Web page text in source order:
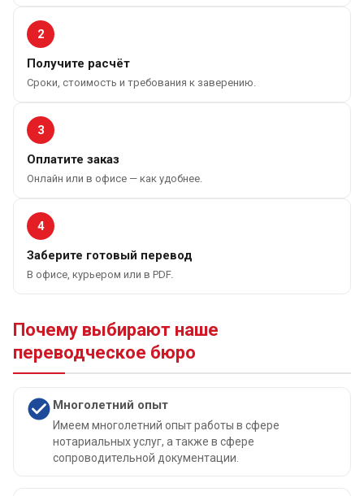
2
Получите расчёт
Сроки, стоимость и требования к заверению.
3
Оплатите заказ
Онлайн или в офисе — как удобнее.
4
Заберите готовый перевод
В офисе, курьером или в PDF.
Почему выбирают наше
переводческое бюро
Многолетний опыт
Имеем многолетний опыт работы в сфере
нотариальных услуг, а также в сфере
сопроводительной документации.